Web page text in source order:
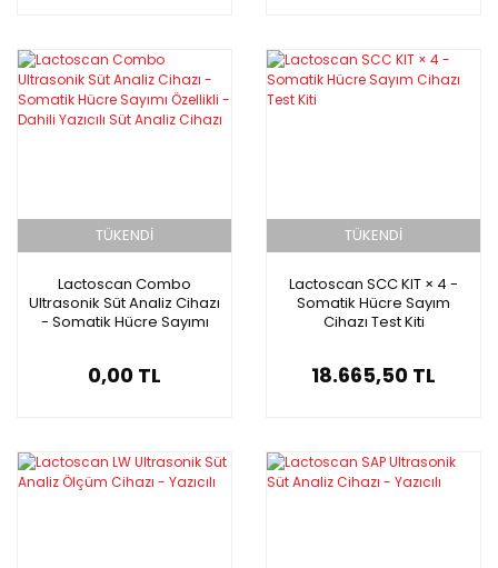
TÜKENDİ
Lactoscan Combo
Ultrasonik Süt Analiz Cihazı
- Somatik Hücre Sayımı
0,00 TL
TÜKENDİ
Lactoscan SCC KIT × 4 -
Somatik Hücre Sayım
Cihazı Test Kiti
18.665,50 TL